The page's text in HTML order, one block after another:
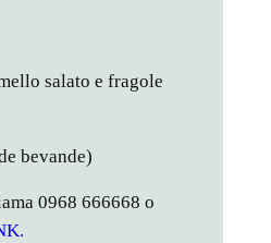
salato e fragole
bevande)
0968 666668 o